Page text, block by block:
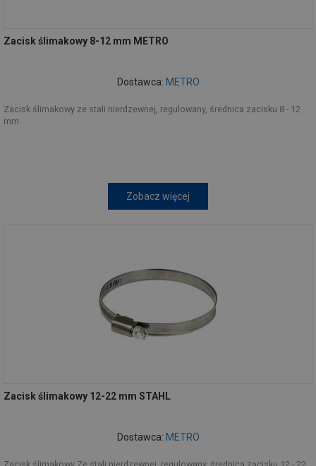
Zacisk ślimakowy 8-12 mm METRO
Dostawca: METRO
Zacisk ślimakowy ze stali nierdzewnej, regulowany, średnica zacisku 8 - 12
mm.
Zobacz więcej
Zacisk ślimakowy 12-22 mm STAHL
Dostawca: METRO